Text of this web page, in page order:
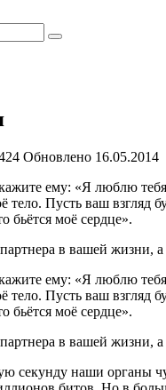
Обновлено 16.05.2014
ему: «Я люблю
тело. Пусть ваш взгляд
бьётся моё сердце».
в вашей жизни,
ему: «Я люблю
тело. Пусть ваш взгляд
бьётся моё сердце».
в вашей жизни,
секунду наши органы